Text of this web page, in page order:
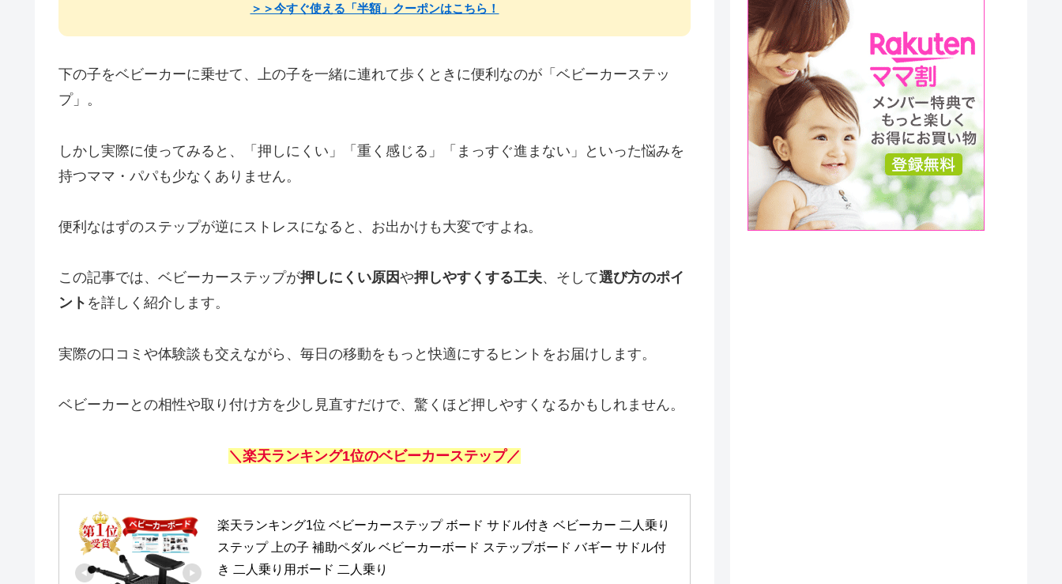
＞＞今すぐ使える「半額」クーポンはこちら！
下の子をベビーカーに乗せて、上の子を一緒に連れて歩くときに便利なのが「ベビーカーステッ
プ」。
しかし実際に使ってみると、「押しにくい」「重く感じる」「まっすぐ進まない」といった悩みを
持つママ・パパも少なくありません。
便利なはずのステップが逆にストレスになると、お出かけも大変ですよね。
この記事では、ベビーカーステップが押しにくい原因や押しやすくする工夫、そして選び方のポイ
ント を詳しく紹介します。
実際の口コミや体験談も交えながら、毎日の移動をもっと快適にするヒントをお届けします。
ベビーカーとの相性や取り付け方を少し見直すだけで、驚くほど押しやすくなるかもしれません。
＼楽天ランキング1位のベビーカーステップ／
楽天ランキング1位 ベビーカーステップ ボード サドル付き ベビーカー 二人乗り
ステップ 上の子 補助ペダル ベビーカーボード ステップボード バギー サドル付
き 二人乗り用ボード 二人乗り